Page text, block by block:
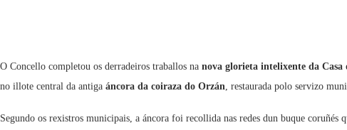
O Concello completou os derradeiros traballos na nova glorieta intelixente da Casa
no illote central da antiga áncora da coiraza do Orzán, restaurada polo servizo
Segundo os rexistros municipais, a áncora foi recollida nas redes dun buque